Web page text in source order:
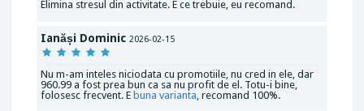
Elimina stresul din activitate. E ce trebuie, eu recomand.
Ianăși Dominic 2026-02-15
Nu m-am inteles niciodata cu promotiile, nu cred in ele, dar
960.99 a fost prea bun ca sa nu profit de el. Totu-i bine,
folosesc frecvent. E buna varianta, recomand 100%.